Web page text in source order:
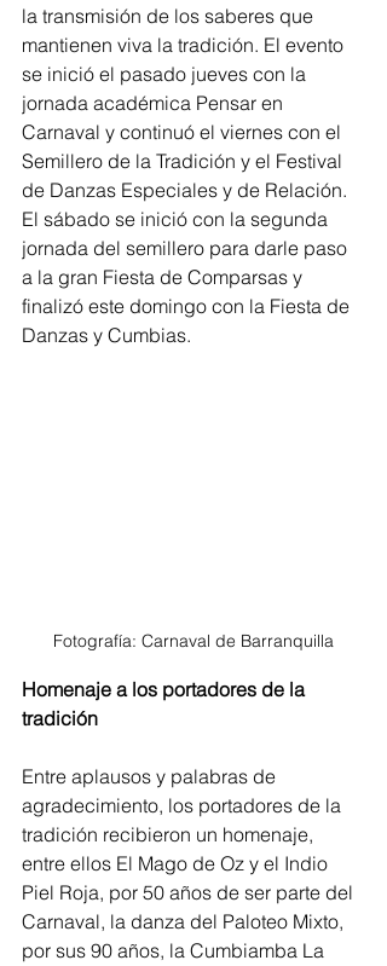
la transmisión de los saberes que
mantienen viva la tradición. El evento
se inició el pasado jueves con la
jornada académica Pensar en
Carnaval y continuó el viernes con el
Semillero de la Tradición y el Festival
de Danzas Especiales y de Relación.
El sábado se inició con la segunda
jornada del semillero para darle paso
a la gran Fiesta de Comparsas y
finalizó este domingo con la Fiesta de
Danzas y Cumbias.
Fotografía: Carnaval de Barranquilla
Homenaje a los portadores de la
tradición
Entre aplausos y palabras de
agradecimiento, los portadores de la
tradición recibieron un homenaje,
entre ellos El Mago de Oz y el Indio
Piel Roja, por 50 años de ser parte del
Carnaval, la danza del Paloteo Mixto,
por sus 90 años, la Cumbiamba La